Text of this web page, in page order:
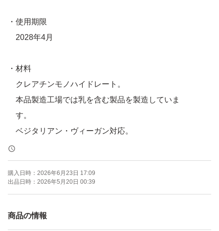
・使用期限
2028年4月
・材料
クレアチンモノハイドレート。
本品製造工場では乳を含む製品を製造していま
す。
ベジタリアン・ヴィーガン対応。
・利用目安
3.4g（約1スクープ）を250mlの水に溶かし、シ
ェイクしてお召し上がりください。
購入日時： 2026年6月23日 17:09
出品日時： 2026年5月20日 00:39
商品の情報